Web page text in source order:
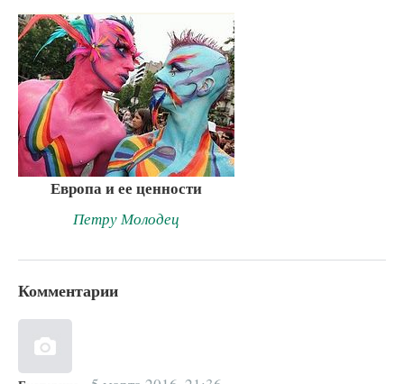
Европа и ее ценности
Петру Молодец
Комментарии